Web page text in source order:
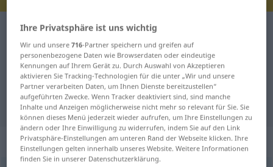
Deutsch-Kroatisch Wörterbuch
Deutsch-Kroatisch Übersetzung für
"festhalten"
"festhalten" Kroatisch Übersetzung
„festhalten“
Ihre Privatsphäre ist uns wichtig
Wir und unsere716-Partner speichern und greifen auf
personenbezogene Daten wie Browserdaten oder eindeutige
Kennungen auf Ihrem Gerät zu. Durch Auswahl von Akzeptieren
aktivieren Sie Tracking-Technologien für die unter „Wir und unsere
Partner verarbeiten Daten, um Ihnen Dienste bereitzustellen“
aufgeführten Zwecke. Wenn Tracker deaktiviert sind, sind manche
Inhalte und Anzeigen möglicherweise nicht mehr so relevant für Sie. Sie
können dieses Menü jederzeit wieder aufrufen, um Ihre Einstellungen zu
ändern oder Ihre Einwilligung zu widerrufen, indem Sie auf den Link
Privatsphäre-Einstellungen am unteren Rand der Webseite klicken. Ihre
Einstellungen gelten innerhalb unseres Website. Weitere Informationen
finden Sie in unserer Datenschutzerklärung.